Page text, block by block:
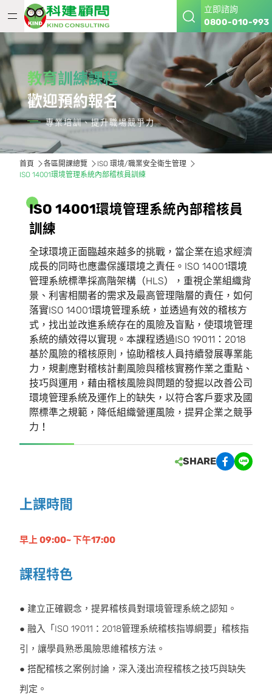
立即諮詢
0800-010-993
教育訓練課程
歡迎預約報名
專業培訓、提升職場競爭力
首頁 各區開課總覽
ISO 環境/職業安全衛生管理
ISO 14001環境管理系統內部稽核員訓練
ISO 14001環境管理系統內部稽核員
訓 練
全球環境正面臨越來越多的挑戰，當企業在追求經濟
成長的同時也應盡保護環境之責任。ISO 14001環境
管理系統標準採高階架構（HLS），重視企業組織背
景、利害相關者的需求及最高管理階層的責任，如何
落實ISO 14001環境管理系統，並透過有效的稽核方
式，找出並改進系統存在的風險及盲點，使環境管理
系統的績效得以實現。本課程透過ISO 19011：2018
基於風險的稽核原則，協助稽核人員持續發展專業能
力，規劃應對稽核計劃風險與稽核實務作業之重點、
技巧與運用，藉由稽核風險與問題的發掘以改善公司
環境管理系統及運作上的缺失，以符合客戶要求及國
際標準之規範，降低組織營運風險，提昇企業之競爭
力！
SHARE
上課時間
早上 09:00~ 下午17:00
課程特色
● 建立正確觀念，提昇稽核員對環境管理系統之認知。
● 融入「ISO 19011：2018管理系統稽核指導綱要」稽核指
引，讓學員熟悉風險思維稽核方法。
● 搭配稽核之案例討論，深入淺出流程稽核之技巧與缺失
判定。